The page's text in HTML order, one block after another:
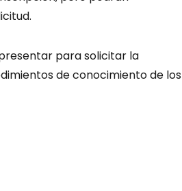
para solicitar la
de conocimiento de los